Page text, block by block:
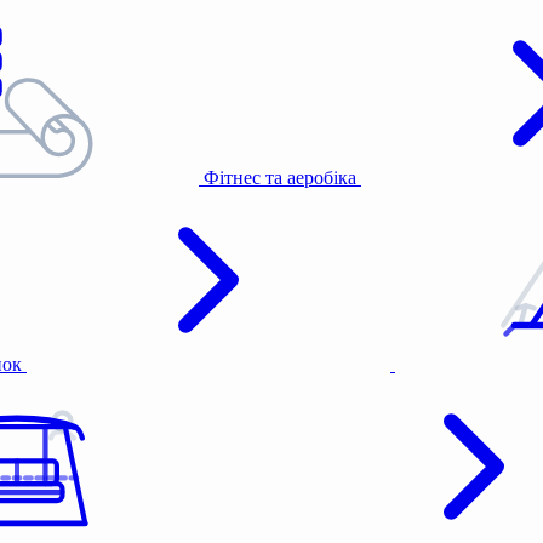
Фітнес та аеробіка